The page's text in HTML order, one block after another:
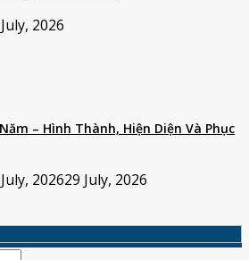
2026
– Hình Thành, Hiện Diện Và Phục
202629 July, 2026